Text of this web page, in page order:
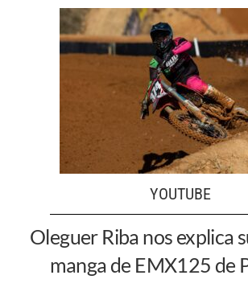
YOUTUBE
Oleguer Riba nos explica
manga de EMX125 de